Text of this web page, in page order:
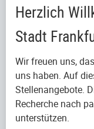
Herzlich
Stadt
Wir freuen uns,
uns haben. Auf
Stellenangebote.
Recherche nach
unterstützen.